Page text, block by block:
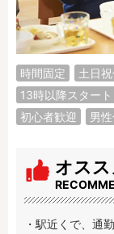
時間固定 土日
13時以降スタート
初心者歓迎
男
オス
・駅近くで、通
調理補助
保育事務
施設形態
公立保育園
認定こども園
病院内保育所
学童保育施設
子育て支援